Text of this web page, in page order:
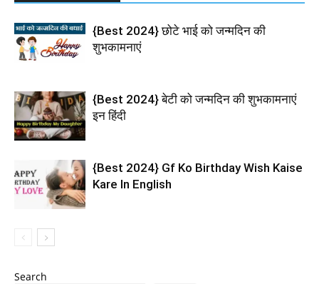
{Best 2024} छोटे भाई को जन्मदिन की
शुभकामनाएं
{Best 2024} बेटी को जन्मदिन की शुभकामनाएं
इन हिंदी
{Best 2024} Gf Ko Birthday Wish Kaise
Kare In English
Search